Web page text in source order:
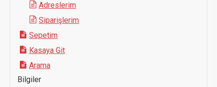
Adreslerim
Siparişlerim
Sepetim
Kasaya Git
Arama
Bilgiler